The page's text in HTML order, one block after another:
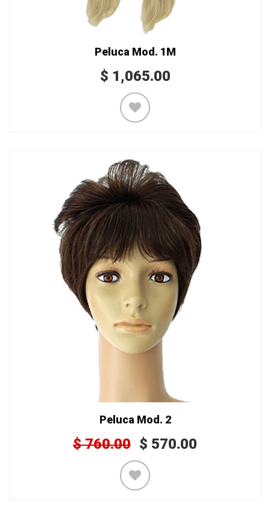
Peluca Mod. 1M
$ 1,065.00
Peluca Mod. 2
$760.00 $ 570.00